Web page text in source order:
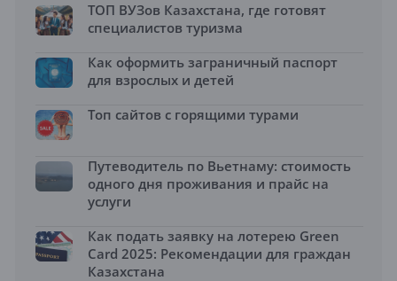
ТОП ВУЗов Казахстана, где готовят
специалистов туризма
Как оформить заграничный паспорт
для взрослых и детей
Топ сайтов с горящими турами
Путеводитель по Вьетнаму: стоимость
одного дня проживания и прайс на
услуги
Как подать заявку на лотерею Green
Card 2025: Рекомендации для граждан
Казахстана